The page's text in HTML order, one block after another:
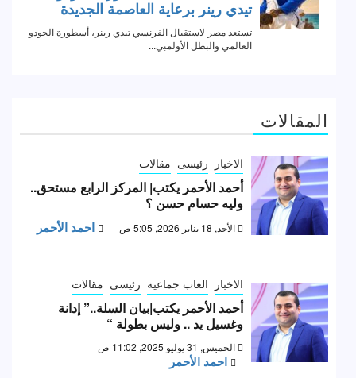
المقالات
الاخبار رئيسى مقالات
أحمد الأحمر يكتب| المركز الرابع مستحق..
وليه حسام حسن ؟
الأحد, 18 يناير 2026, 5:05 ص احمد الأحمر
الاخبار العاب جماعية رئيسى مقالات
أحمد الأحمر يكتب|بيان السلة..” إدانة
وغسيل يد .. وليس بطولة “
الخميس, 31 يوليو 2025, 11:02 ص
احمد الأحمر